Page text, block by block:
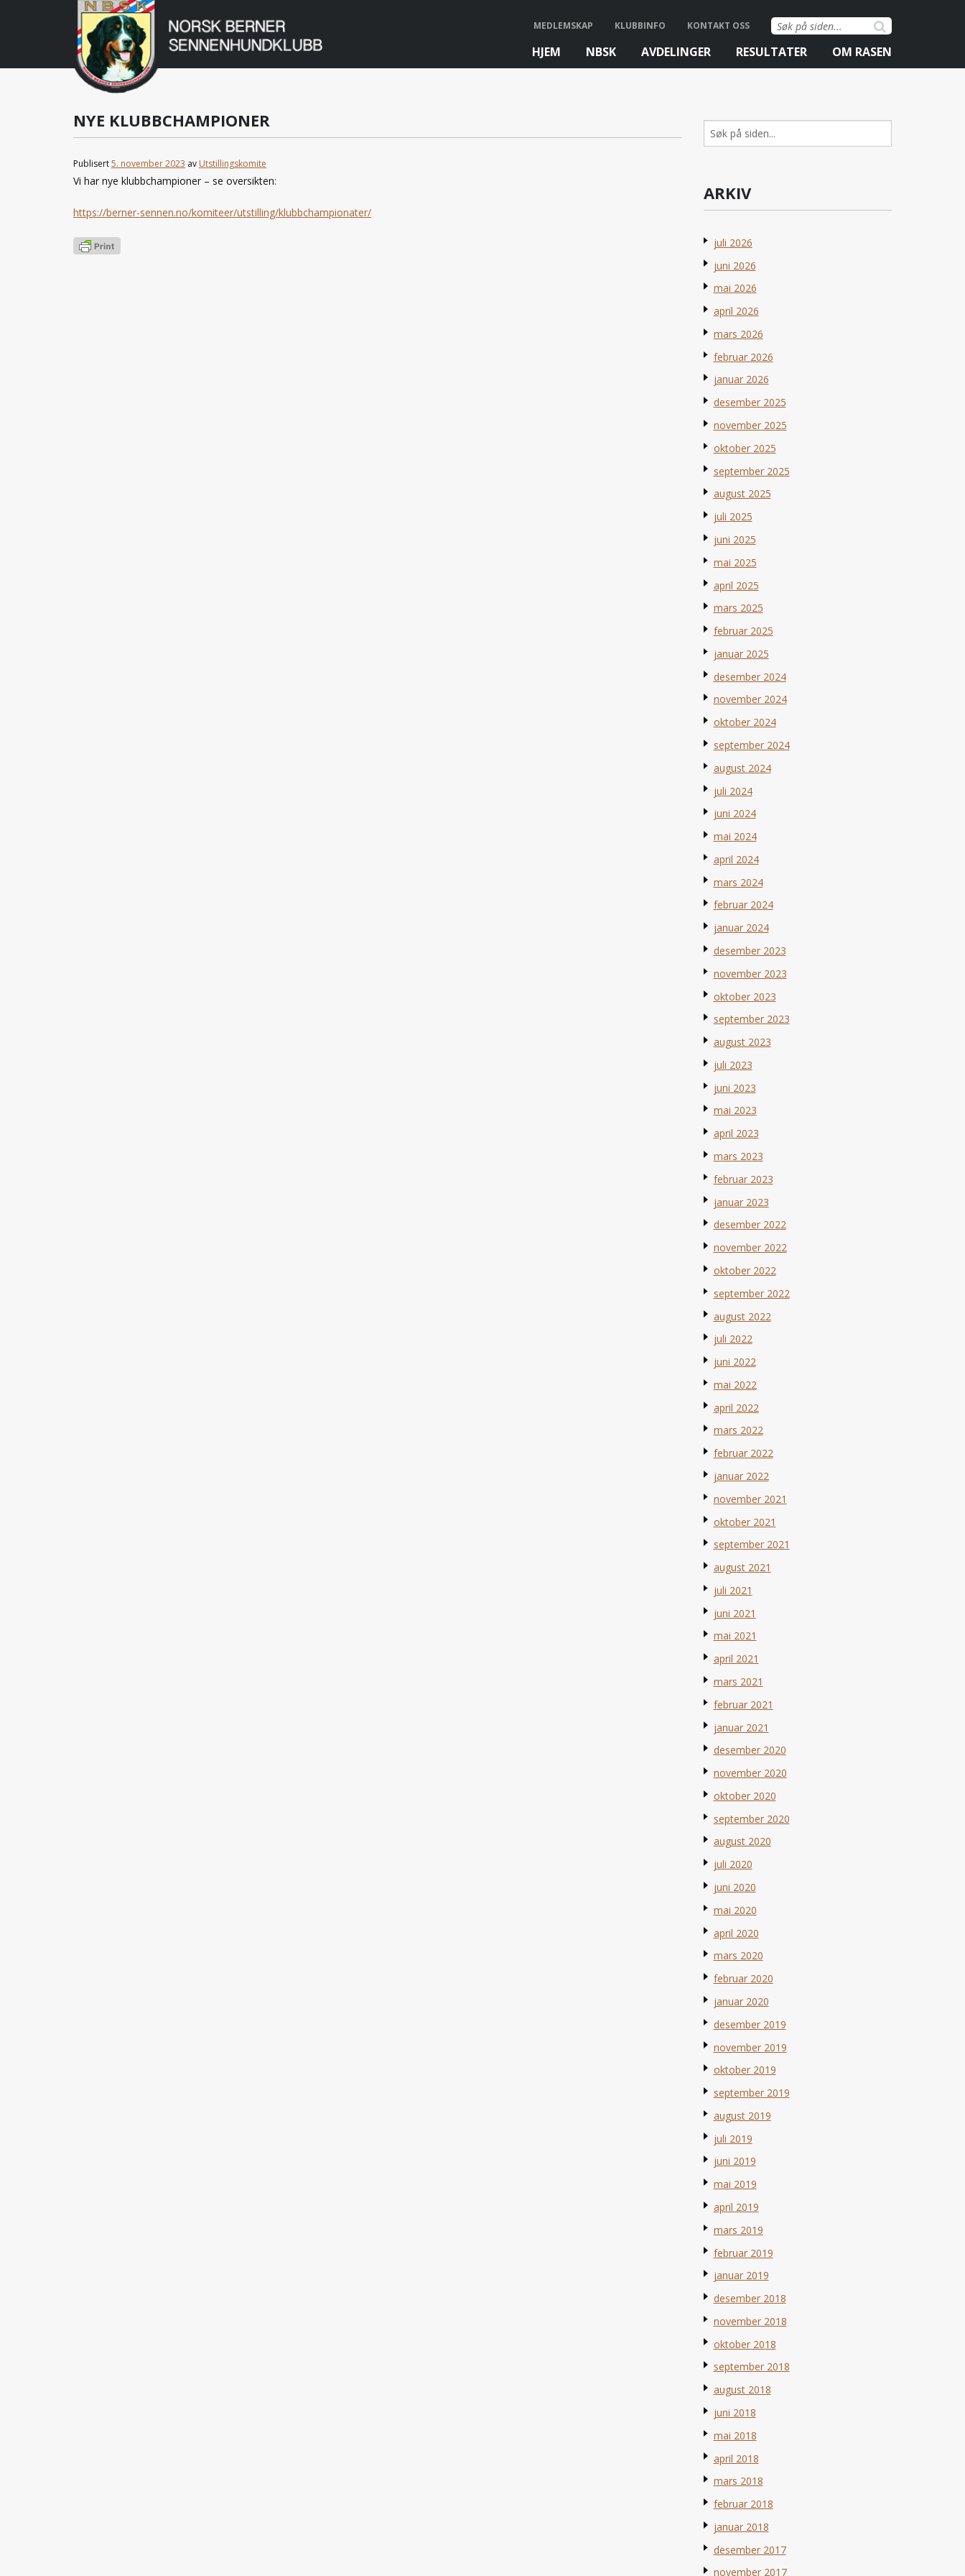
Norsk
Berner
Sennenhundklubb
Søk
etter:
MEDLEMSKAP KLUBBINFO KONTAKT OSS
HJEM NBSK AVDELINGER RESULTATER OM RASEN
NYE KLUBBCHAMPIONER
Publisert5. november 2023 av Utstillingskomite
Vi har nye klubbchampioner – se oversikten:
https://berner-sennen.no/komiteer/utstilling/klubbchampionater/
Søk
etter:
ARKIV
juli 2026
juni 2026
mai 2026
april 2026
mars 2026
februar 2026
januar 2026
desember 2025
november 2025
oktober 2025
september 2025
august 2025
juli 2025
juni 2025
mai 2025
april 2025
mars 2025
februar 2025
januar 2025
desember 2024
november 2024
oktober 2024
september 2024
august 2024
juli 2024
juni 2024
mai 2024
april 2024
mars 2024
februar 2024
januar 2024
desember 2023
november 2023
oktober 2023
september 2023
august 2023
juli 2023
juni 2023
mai 2023
april 2023
mars 2023
februar 2023
januar 2023
desember 2022
november 2022
oktober 2022
september 2022
august 2022
juli 2022
juni 2022
mai 2022
april 2022
mars 2022
februar 2022
januar 2022
november 2021
oktober 2021
september 2021
august 2021
juli 2021
juni 2021
mai 2021
april 2021
mars 2021
februar 2021
januar 2021
desember 2020
november 2020
oktober 2020
september 2020
august 2020
juli 2020
juni 2020
mai 2020
april 2020
mars 2020
februar 2020
januar 2020
desember 2019
november 2019
oktober 2019
september 2019
august 2019
juli 2019
juni 2019
mai 2019
april 2019
mars 2019
februar 2019
januar 2019
desember 2018
november 2018
oktober 2018
september 2018
august 2018
juni 2018
mai 2018
april 2018
mars 2018
februar 2018
januar 2018
desember 2017
november 2017